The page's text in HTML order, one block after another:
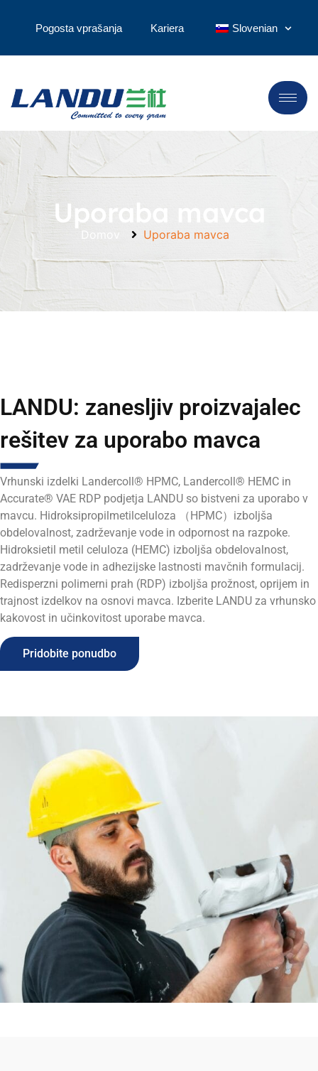
Pogosta vprašanja Kariera Slovenian
Uporaba mavca
Domov Uporaba mavca
LANDU: zanesljiv proizvajalec
rešitev za uporabo mavca
Vrhunski izdelki Landercoll® HPMC, Landercoll® HEMC in
Accurate® VAE RDP podjetja LANDU so bistveni za uporabo v
mavcu. Hidroksipropilmetilceluloza （HPMC）izboljša
obdelovalnost, zadrževanje vode in odpornost na razpoke.
Hidroksietil metil celuloza (HEMC) izboljša obdelovalnost,
zadrževanje vode in adhezijske lastnosti mavčnih formulacij.
Redisperzni polimerni prah (RDP) izboljša prožnost, oprijem in
trajnost izdelkov na osnovi mavca. Izberite LANDU za vrhunsko
kakovost in učinkovitost uporabe mavca.
Pridobite ponudbo